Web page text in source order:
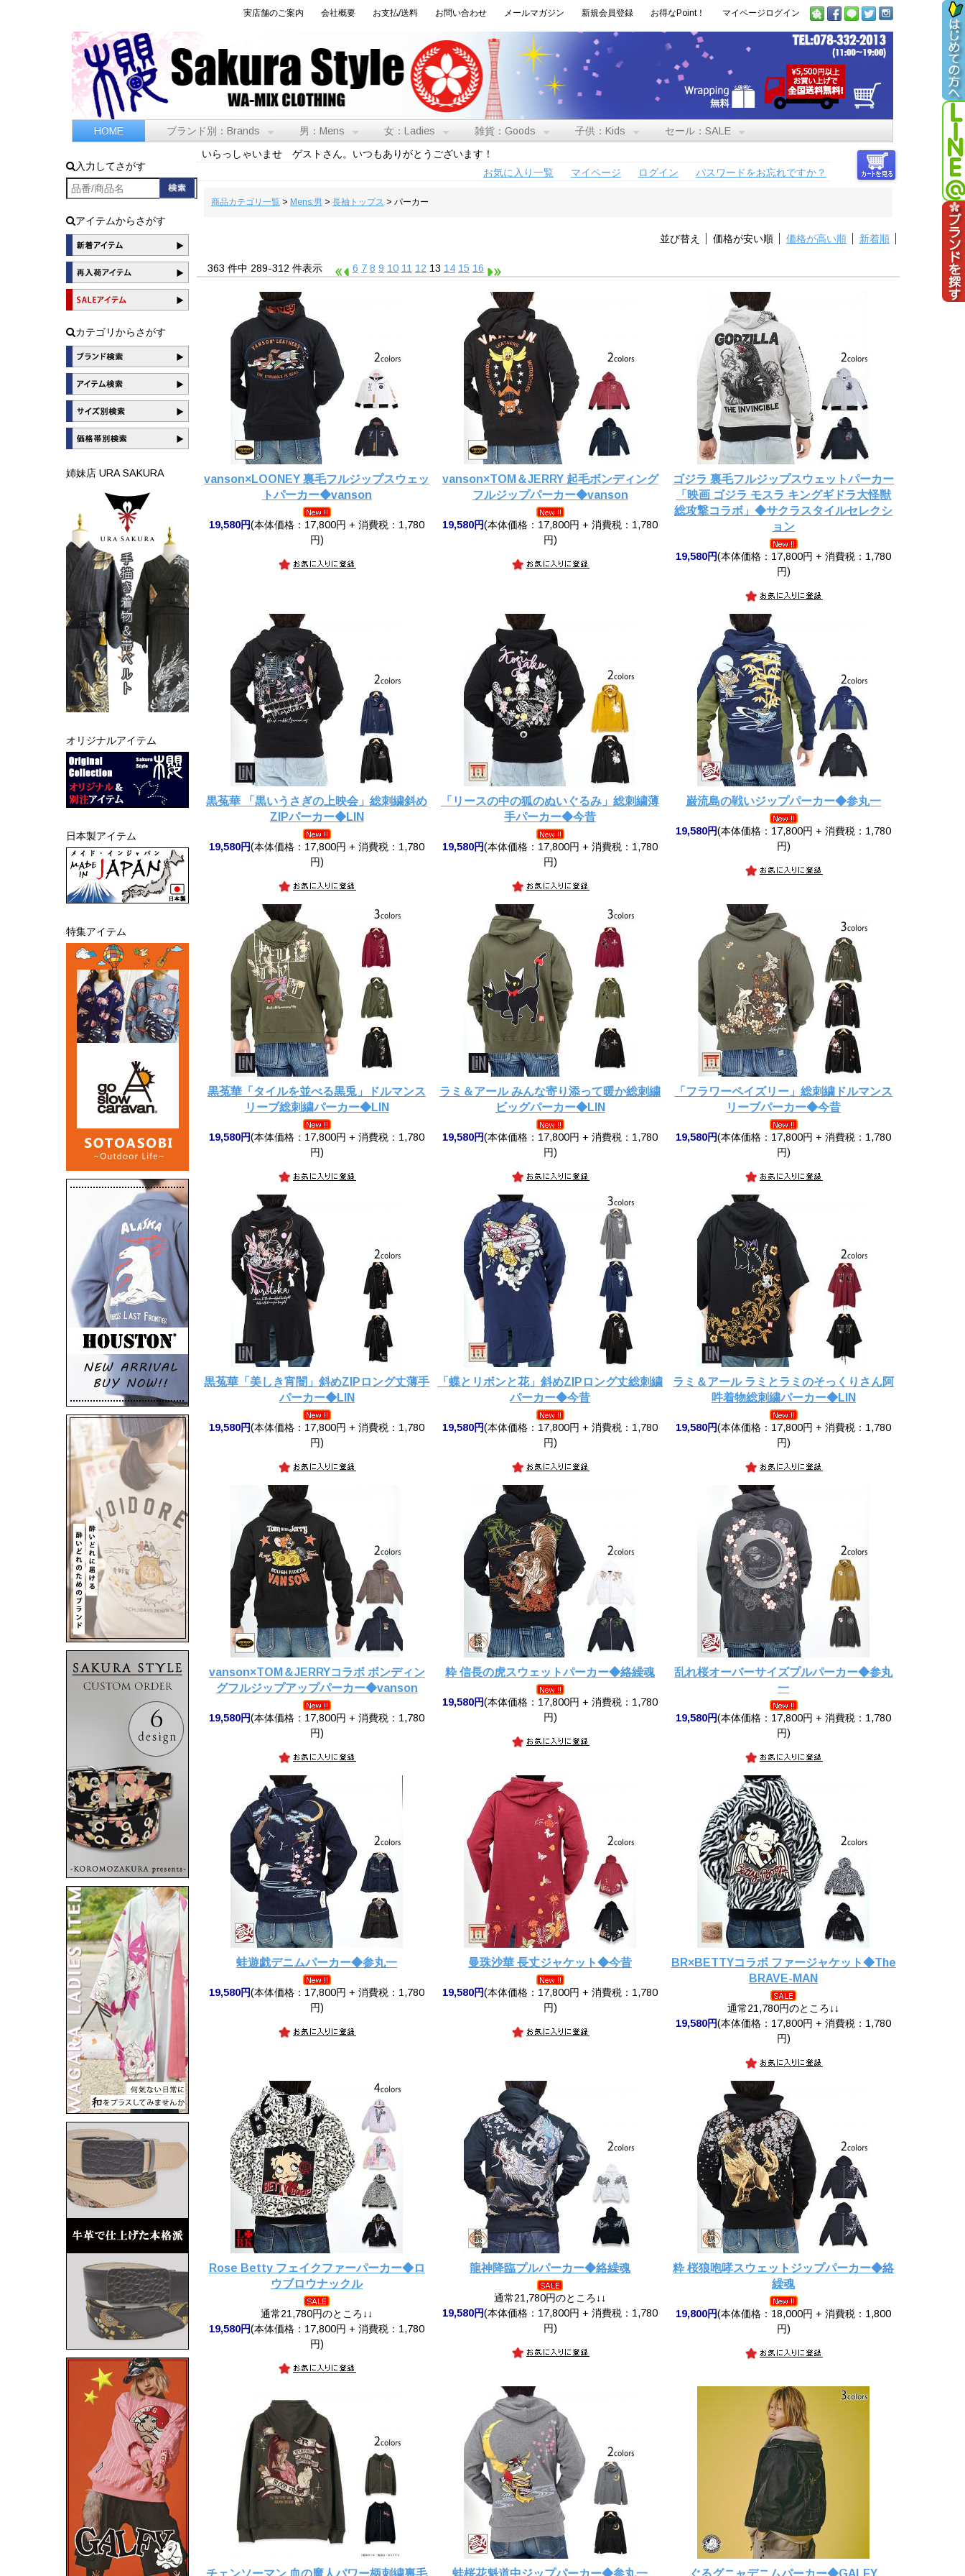
実店舗のご案内 会社概要 お支払/送料 お問い合わせ メールマガジン 新規会員登録 お得なPoint！ マイページログイン
HOME ブランド別：Brands 男：Mens 女：Ladies 雑貨：Goods 子供：Kids セール：SALE
入力してさがす
アイテムからさがす
カテゴリからさがす
姉妹店 URA SAKURA
オリジナルアイテム
日本製アイテム
特集アイテム
いらっしゃいませ ゲストさん。いつもありがとうございます！
お気に入り一覧
マイページ ログイン パスワードをお忘れですか？
商品カテゴリ一覧> Mens:男 > 長袖トップス > パーカー
並び替え 価格が安い順 価格が高い順 新着順
363 件中 289-312 件表示 6 7 8 9 10 11 12 13 14 15 16
vanson×LOONEY 裏毛フルジップスウェッ
トパーカー◆vanson
19,580円(本体価格：17,800円 + 消費税：1,780
円)
vanson×TOM＆JERRY 起毛ボンディング
フルジップパーカー◆vanson
19,580円(本体価格：17,800円 + 消費税：1,780
円)
ゴジラ 裏毛フルジップスウェットパーカー
「映画 ゴジラ モスラ キングギドラ大怪獣
総攻撃コラボ」◆サクラスタイルセレクシ
ョン
19,580円(本体価格：17,800円 + 消費税：1,780
円)
黒菟華 「黒いうさぎの上映会」総刺繍斜め
ZIPパーカー◆LIN
19,580円(本体価格：17,800円 + 消費税：1,780
円)
「リースの中の狐のぬいぐるみ」総刺繍薄
手パーカー◆今昔
19,580円(本体価格：17,800円 + 消費税：1,780
円)
巌流島の戦いジップパーカー◆参丸一
19,580円(本体価格：17,800円 + 消費税：1,780
円)
黒菟華「タイルを並べる黒兎」ドルマンス
リーブ総刺繍パーカー◆LIN
19,580円(本体価格：17,800円 + 消費税：1,780
円)
ラミ＆アール みんな寄り添って暖か総刺繍
ビッグパーカー◆LIN
19,580円(本体価格：17,800円 + 消費税：1,780
円)
「フラワーペイズリー」総刺繍ドルマンス
リーブパーカー◆今昔
19,580円(本体価格：17,800円 + 消費税：1,780
円)
黒菟華「美しき宵闇」斜めZIPロング丈薄手
パーカー◆LIN
19,580円(本体価格：17,800円 + 消費税：1,780
円)
「蝶とリボンと花」斜めZIPロング丈総刺繍
パーカー◆今昔
19,580円(本体価格：17,800円 + 消費税：1,780
円)
ラミ＆アール ラミとラミのそっくりさん阿
吽着物総刺繍パーカー◆LIN
19,580円(本体価格：17,800円 + 消費税：1,780
円)
vanson×TOM＆JERRYコラボ ボンディン
グフルジップアップパーカー◆vanson
19,580円(本体価格：17,800円 + 消費税：1,780
円)
粋 信長の虎スウェットパーカー◆絡繰魂
19,580円(本体価格：17,800円 + 消費税：1,780
円)
乱れ桜オーバーサイズプルパーカー◆参丸
一
19,580円(本体価格：17,800円 + 消費税：1,780
円)
蛙遊戯デニムパーカー◆参丸一
19,580円(本体価格：17,800円 + 消費税：1,780
円)
曼珠沙華 長丈ジャケット◆今昔
19,580円(本体価格：17,800円 + 消費税：1,780
円)
BR×BETTYコラボ ファージャケット◆The
BRAVE-MAN
通常21,780円のところ↓↓
19,580円(本体価格：17,800円 + 消費税：1,780
円)
Rose Betty フェイクファーパーカー◆ロ
ウブロウナックル
通常21,780円のところ↓↓
19,580円(本体価格：17,800円 + 消費税：1,780
円)
龍神降臨プルパーカー◆絡繰魂
通常21,780円のところ↓↓
19,580円(本体価格：17,800円 + 消費税：1,780
円)
粋 桜狼咆哮スウェットジップパーカー◆絡
繰魂
19,800円(本体価格：18,000円 + 消費税：1,800
円)
チェンソーマン 血の魔人パワー柄刺繍裏毛 蛙桜花魁道中ジップパーカー◆参丸一 ぐるグニャデニムパーカー◆GALFY